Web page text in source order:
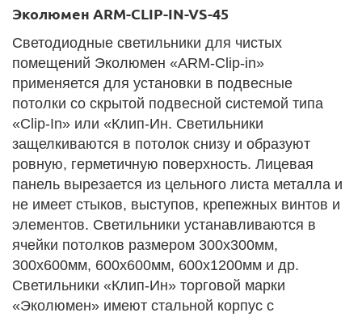
Эколюмен ARM-CLIP-IN-VS-45
Светодиодные светильники для чистых
помещений Эколюмен «ARM-Clip-in»
применяется для установки в подвесные
потолки со скрытой подвесной системой типа
«Clip-In» или «Клип-Ин. Светильники
защелкиваются в потолок снизу и образуют
ровную, герметичную поверхность. Лицевая
панель вырезается из цельного листа металла и
не имеет стыков, выступов, крепежных винтов и
элементов. Светильники устанавливаются в
ячейки потолков размером 300х300мм,
300х600мм, 600х600мм, 600х1200мм и др.
Светильники «Клип-Ин» торговой марки
«Эколюмен» имеют стальной корпус с